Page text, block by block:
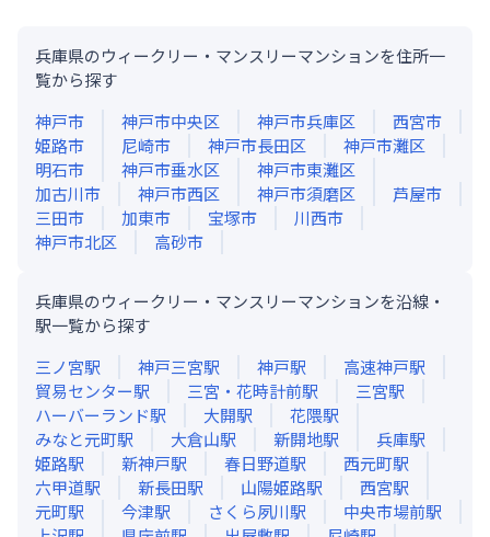
兵庫県のウィークリー・マンスリーマンションを住所一
覧から探す
神戸市
神戸市中央区 神戸市兵庫区
西宮市
姫路市
尼崎市 神戸市長田区
神戸市灘区
明石市
神戸市垂水区
神戸市東灘区
加古川市
神戸市西区 神戸市須磨区
芦屋市
三田市
加東市 宝塚市
川西市
神戸市北区
高砂市
兵庫県のウィークリー・マンスリーマンションを沿線・
駅一覧から探す
三ノ宮駅 神戸三宮駅 神戸駅 高速神戸駅
貿易センター駅 三宮・花時計前駅 三宮駅
ハーバーランド駅 大開駅 花隈駅
みなと元町駅 大倉山駅 新開地駅 兵庫駅
姫路駅 新神戸駅 春日野道駅 西元町駅
六甲道駅 新長田駅 山陽姫路駅 西宮駅
元町駅 今津駅 さくら夙川駅 中央市場前駅